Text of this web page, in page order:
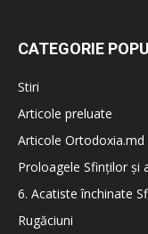
CATEGORIE
Stiri
Articole preluate
Articole Ortodoxia.md
Proloagele Sfinților și
6. Acatiste închinate
Rugăciuni